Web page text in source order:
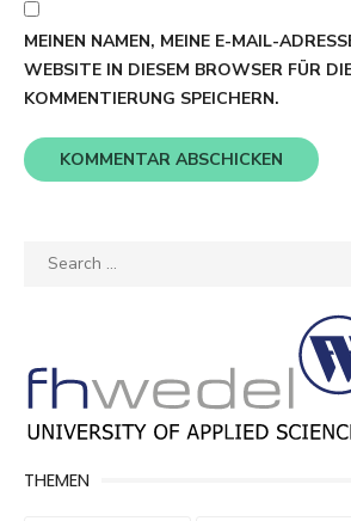
MEINEN NAMEN, MEINE E-MAIL-
WEBSITE IN DIESEM BROWSER FÜR
KOMMENTIERUNG SPEICHERN.
Search
THEMEN